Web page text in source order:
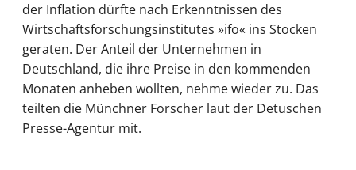
der Inflation dürfte nach Erkenntnissen des
Wirtschaftsforschungsinstitutes »ifo« ins Stocken
geraten. Der Anteil der Unternehmen in
Deutschland, die ihre Preise in den kommenden
Monaten anheben wollten, nehme wieder zu. Das
teilten die Münchner Forscher laut der Detuschen
Presse-Agentur mit.